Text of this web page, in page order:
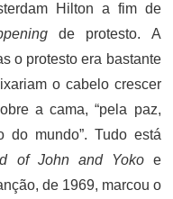
Hilton a fim de
de protesto. A
o protesto era bastante
o cabelo crescer
a cama, “pela paz,
do mundo”. Tudo está
of John and Yoko e
de 1969, marcou o